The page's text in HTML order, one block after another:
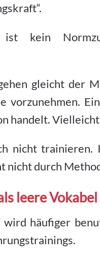
ist kein
gleicht der
vorzunehmen.
handelt.
nicht trainieren.
nicht durch
leere Vokabel
häufiger